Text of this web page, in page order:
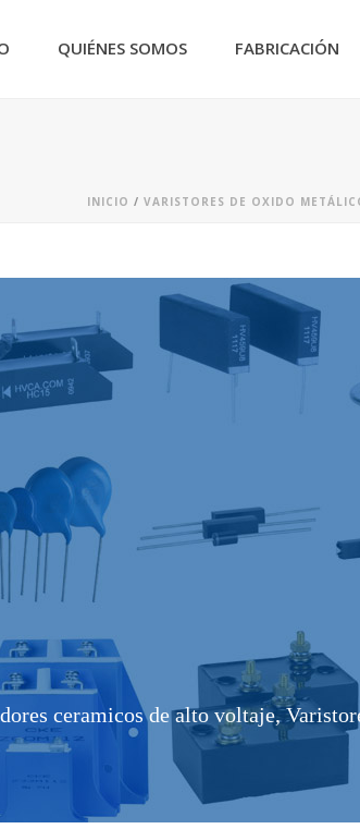
QUIÉNES SOMOS FABRICACIÓN
INICIO / VARISTORES DE OXIDO
ceramicos de alto voltaje,